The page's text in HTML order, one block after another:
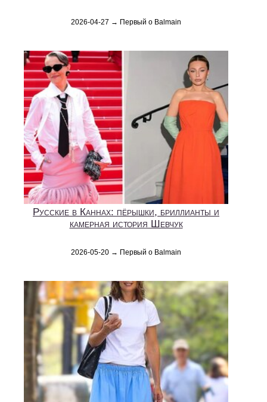
2026-04-27 → Первый о Balmain
Русские в Каннах: пёрышки, бриллианты и
камерная история Шевчук
2026-05-20 → Первый о Balmain